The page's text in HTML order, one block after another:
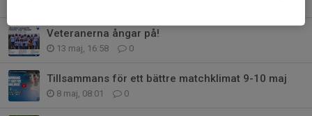
Veteranerna ångar på!
13 maj, 16:58 0
Tillsammans för ett bättre matchklimat 9-10 maj
8 maj, 08:01 0